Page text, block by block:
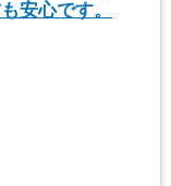
安心です。